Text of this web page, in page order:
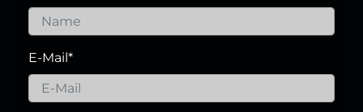
E-Mail *